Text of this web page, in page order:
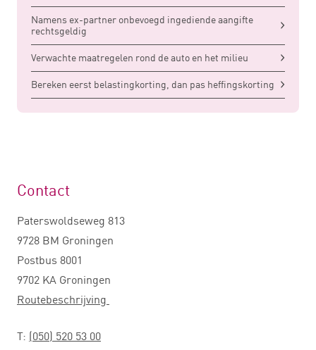
Namens ex-partner onbevoegd ingediende aangifte
rechtsgeldig
Verwachte maatregelen rond de auto en het milieu
Bereken eerst belastingkorting, dan pas heffingskorting
Contact
Paterswoldseweg 813
9728 BM Groningen
Postbus 8001
9702 KA Groningen
Routebeschrijving
T: (050) 520 53 00